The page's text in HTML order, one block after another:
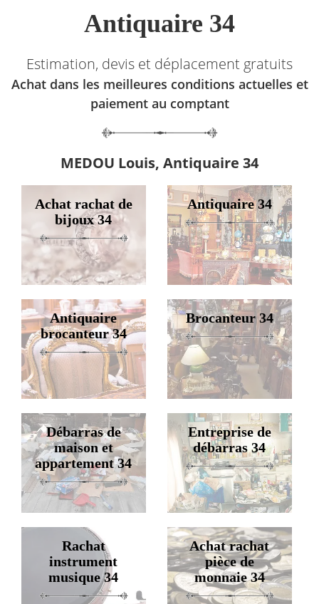
Antiquaire 34
Estimation, devis et déplacement gratuits
Achat dans les meilleures conditions actuelles et
paiement au comptant
MEDOU Louis, Antiquaire 34
Achat rachat de
bijoux 34
Antiquaire 34
Antiquaire
brocanteur 34
Brocanteur 34
Débarras de
maison et
appartement 34
Entreprise de
débarras 34
Rachat
instrument
musique 34
Achat rachat
pièce de
monnaie 34